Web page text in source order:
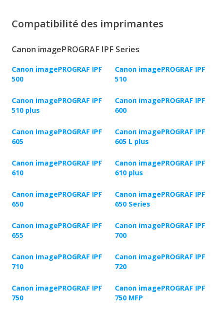
Compatibilité des imprimantes
Canon imagePROGRAF IPF Series
Canon imagePROGRAF IPF
500
Canon imagePROGRAF IPF
510
Canon imagePROGRAF IPF
510 plus
Canon imagePROGRAF IPF
600
Canon imagePROGRAF IPF
605
Canon imagePROGRAF IPF
605 L plus
Canon imagePROGRAF IPF
610
Canon imagePROGRAF IPF
610 plus
Canon imagePROGRAF IPF
650
Canon imagePROGRAF IPF
650 Series
Canon imagePROGRAF IPF
655
Canon imagePROGRAF IPF
700
Canon imagePROGRAF IPF
710
Canon imagePROGRAF IPF
720
Canon imagePROGRAF IPF
750
Canon imagePROGRAF IPF
750 MFP